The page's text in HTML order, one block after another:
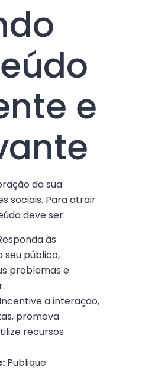
e
da sua
sociais. Para atrair
deve ser:
às
seu público,
problemas e
Incentive a interação,
promova
recursos
Publique